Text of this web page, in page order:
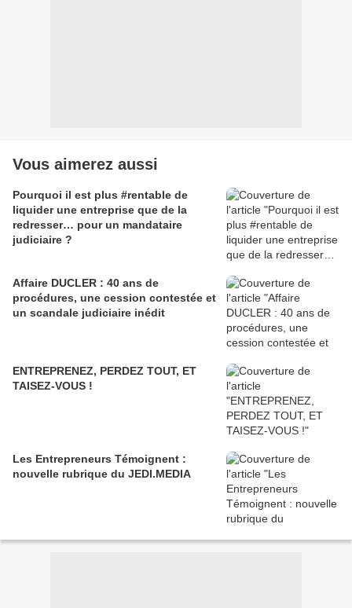
Vous aimerez aussi
Pourquoi il est plus #rentable de
liquider une entreprise que de la
redresser… pour un mandataire
judiciaire ?
Affaire DUCLER : 40 ans de
procédures, une cession contestée et
un scandale judiciaire inédit
ENTREPRENEZ, PERDEZ TOUT, ET
TAISEZ-VOUS !
Les Entrepreneurs Témoignent :
nouvelle rubrique du JEDI.MEDIA